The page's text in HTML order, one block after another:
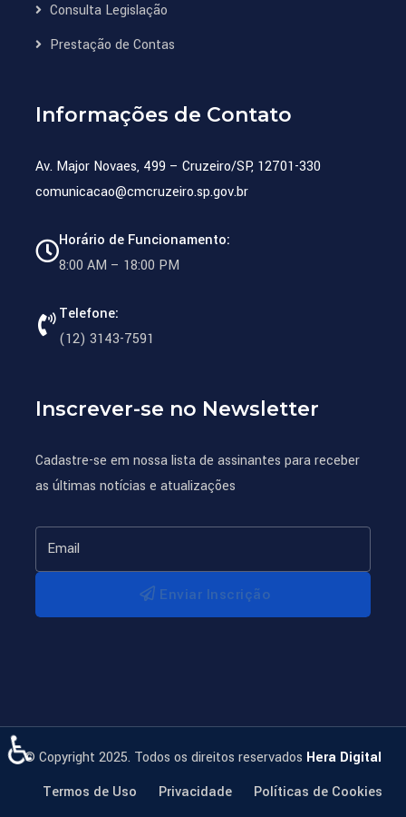
Consulta Legislação
Prestação de Contas
Informações de Contato
Av. Major Novaes, 499 – Cruzeiro/SP, 12701-330
comunicacao@cmcruzeiro.sp.gov.br
Horário de Funcionamento:
8:00 AM – 18:00 PM
Telefone:
(12) 3143-7591
Inscrever-se no Newsletter
Cadastre-se em nossa lista de assinantes para receber
as últimas notícias e atualizações
Enviar Inscrição
© Copyright 2025. Todos os direitos reservados Hera Digital
Termos de Uso
Privacidade Políticas de Cookies